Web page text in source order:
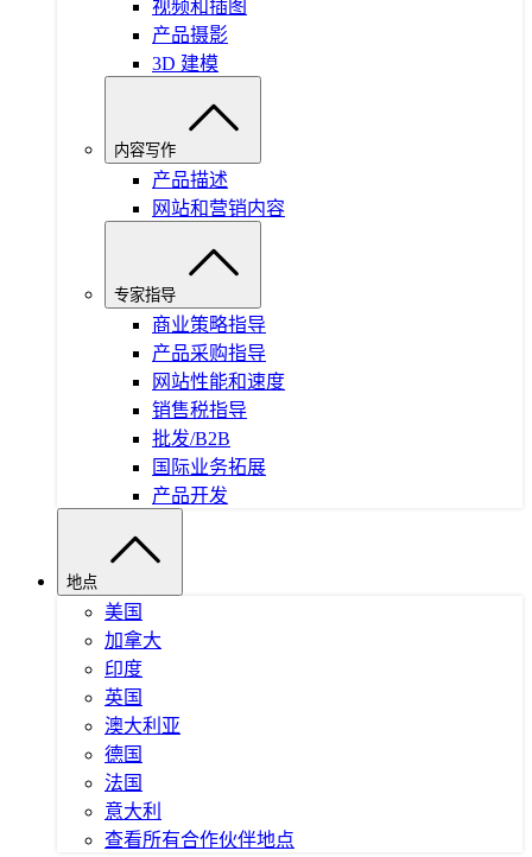
视频和插图
产品摄影
3D 建模
内容写作
产品描述
网站和营销内容
专家指导
商业策略指导
产品采购指导
网站性能和速度
销售税指导
批发/B2B
国际业务拓展
产品开发
地点
美国
加拿大
印度
英国
澳大利亚
德国
法国
意大利
查看所有合作伙伴地点